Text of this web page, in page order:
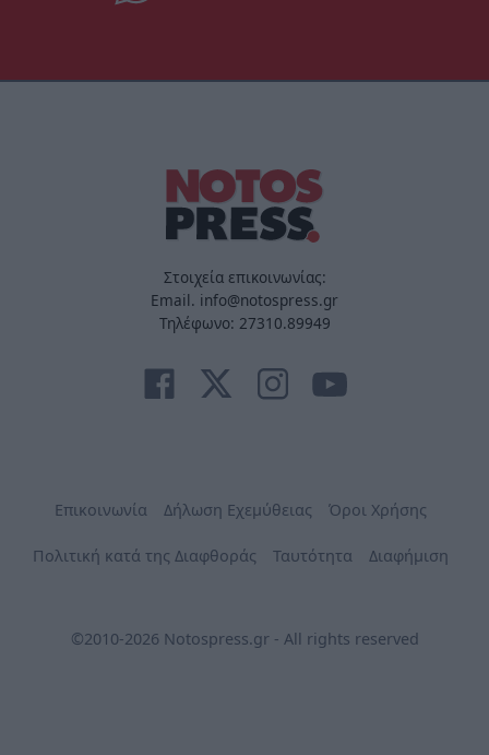
Στοιχεία επικοινωνίας:
Email. info@notospress.gr
Τηλέφωνο: 27310.89949
Επικοινωνία Δήλωση Εχεμύθειας Όροι Χρήσης
Πολιτική κατά της Διαφθοράς Ταυτότητα Διαφήμιση
©2010-2026 Notospress.gr - All rights reserved